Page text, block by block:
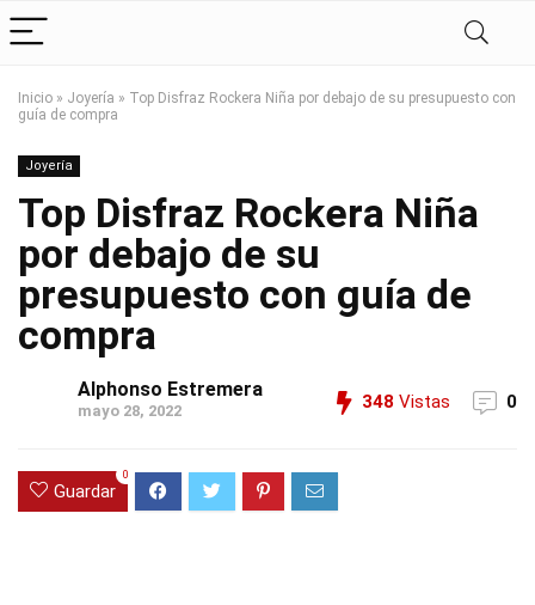
Inicio » Joyería » Top Disfraz Rockera Niña por debajo de su presupuesto con
guía de compra
Joyería
Top Disfraz Rockera Niña
por debajo de su
presupuesto con guía de
compra
Alphonso Estremera
mayo 28, 2022 348 Vistas 0
Guardar
0